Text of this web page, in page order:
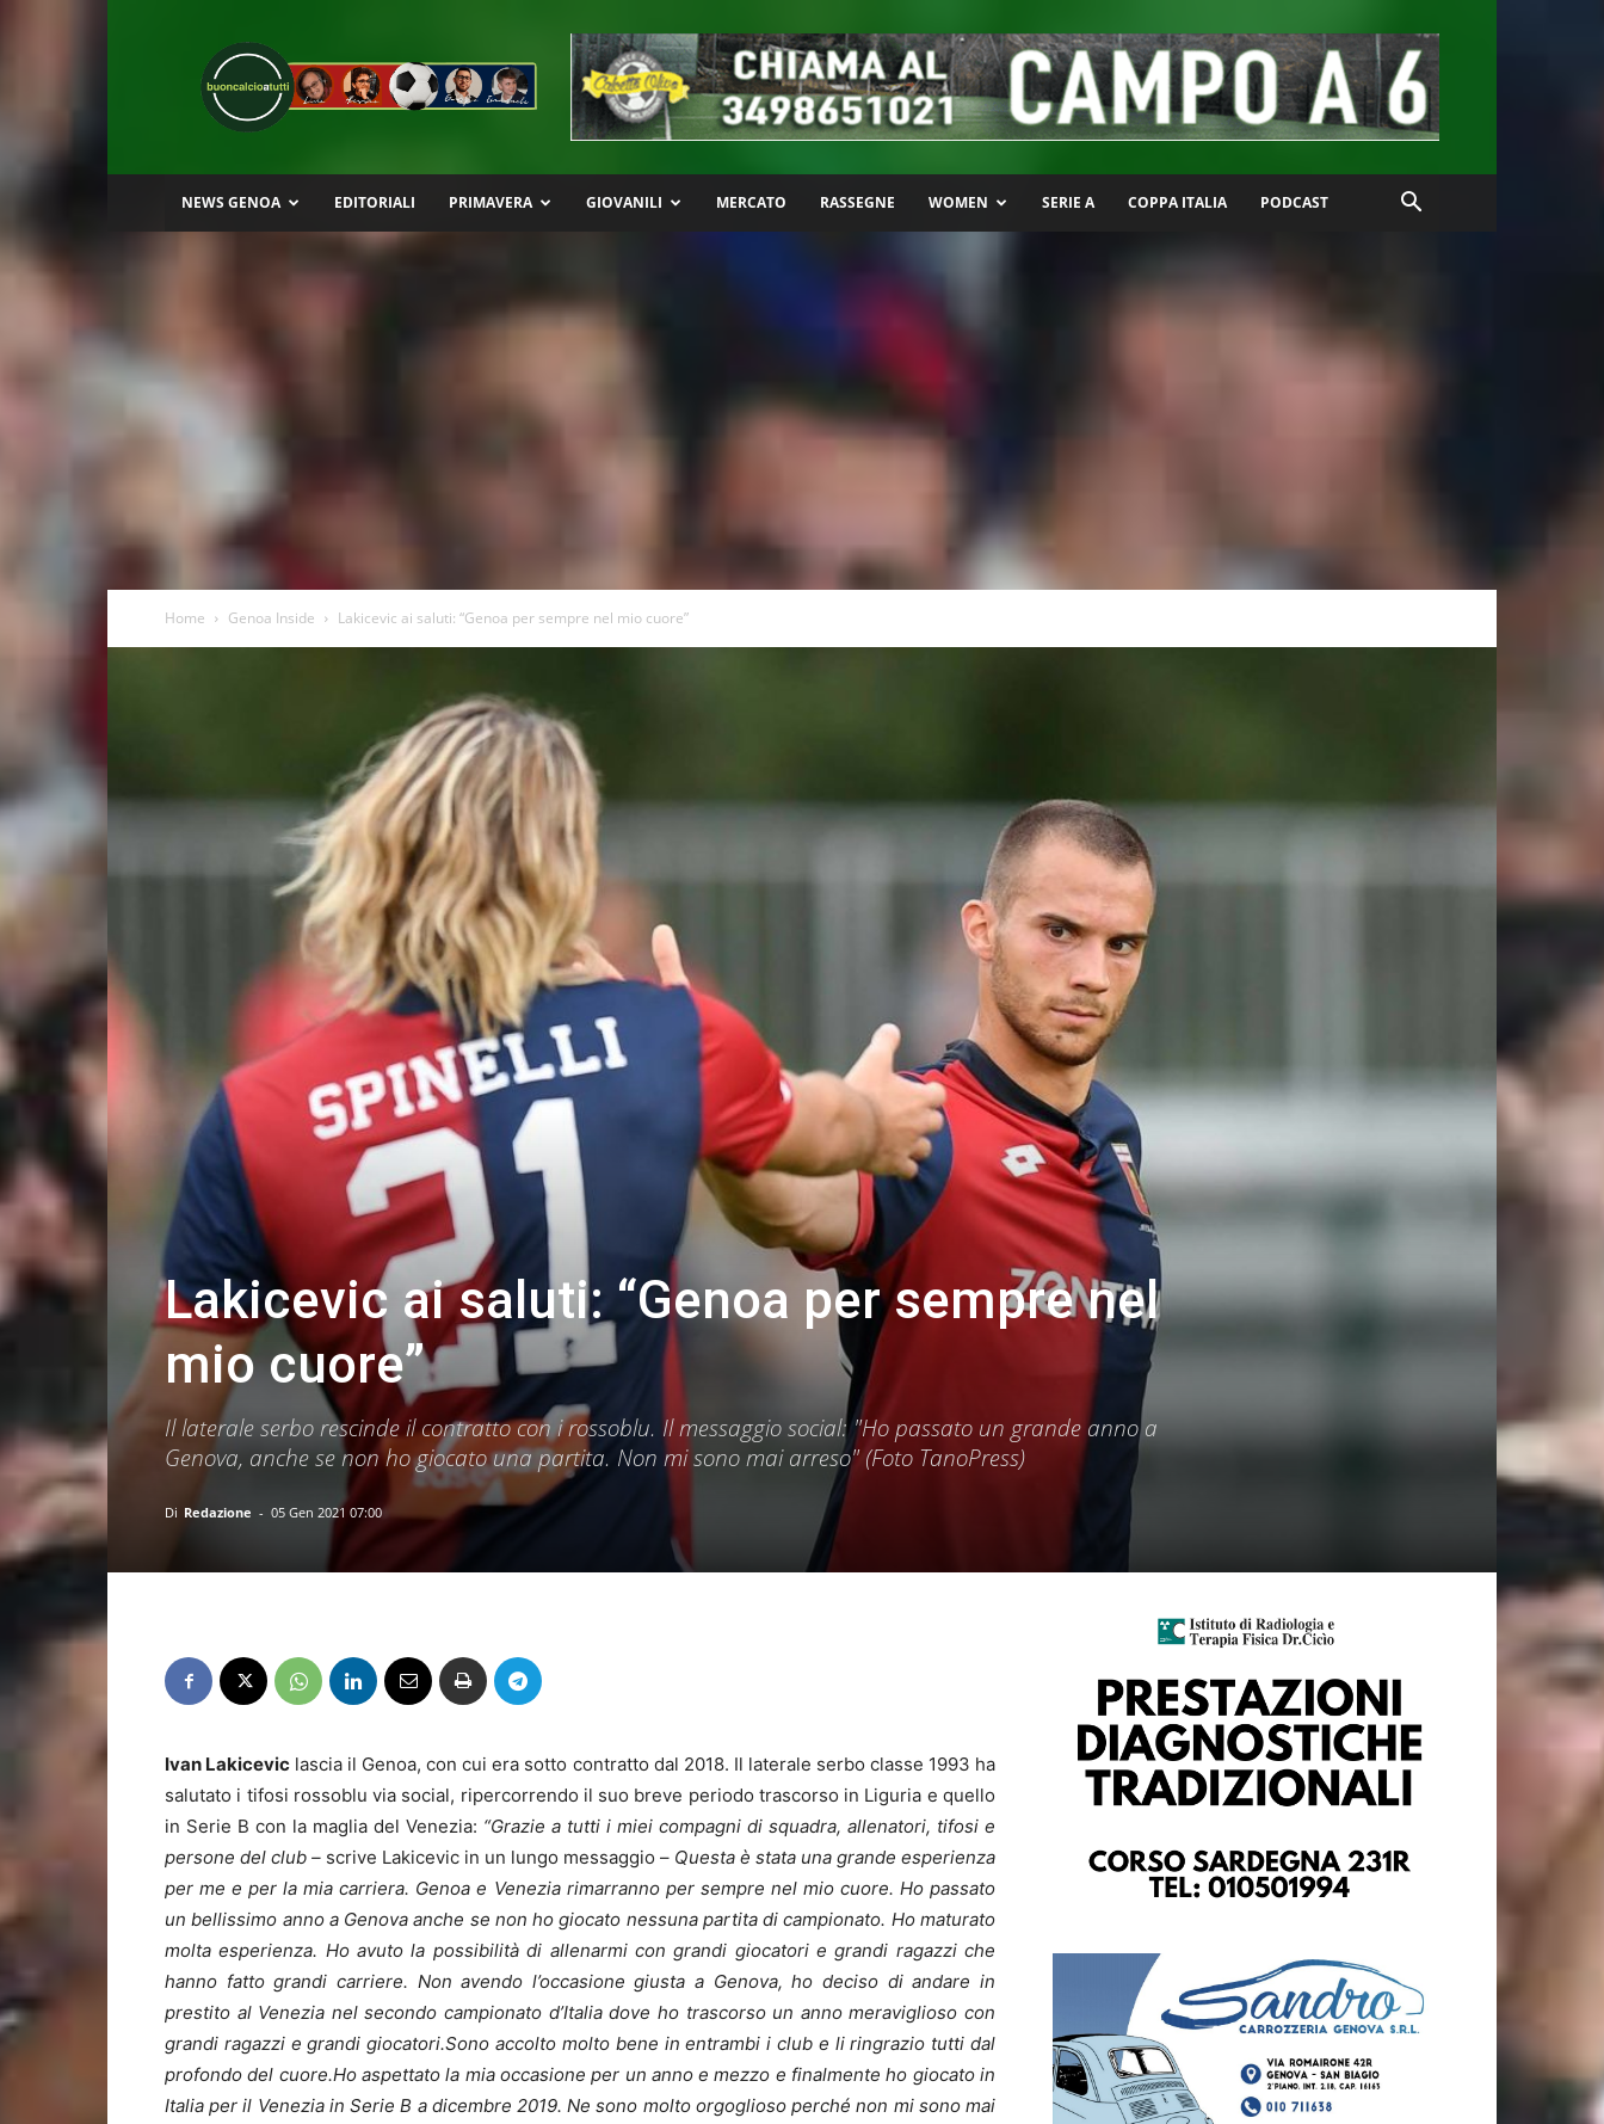
Buon
Calcio
a
Tutti
NEWS GENOA EDITORIALI PRIMAVERA GIOVANILI MERCATO RASSEGNE WOMEN SERIE A COPPA ITALIA PODCAST
Home Genoa Inside Lakicevic ai saluti: “Genoa per sempre nel mio cuore”
Lakicevic ai saluti: “Genoa per sempre nel
mio cuore”
Il laterale serbo rescinde il contratto con i rossoblu. Il messaggio social: "Ho passato un grande anno a
Genova, anche se non ho giocato una partita. Non mi sono mai arreso" (Foto TanoPress)
Di Redazione - 05 Gen 2021 07:00
Ivan Lakicevic lascia il Genoa, con cui era sotto contratto dal 2018. Il laterale serbo classe 1993 ha
salutato i tifosi rossoblu via social, ripercorrendo il suo breve periodo trascorso in Liguria e quello
in Serie B con la maglia del Venezia: “Grazie a tutti i miei compagni di squadra, allenatori, tifosi e
persone del club – scrive Lakicevic in un lungo messaggio – Questa è stata una grande esperienza
per me e per la mia carriera. Genoa e Venezia rimarranno per sempre nel mio cuore. Ho passato
un bellissimo anno a Genova anche se non ho giocato nessuna partita di campionato. Ho maturato
molta esperienza. Ho avuto la possibilità di allenarmi con grandi giocatori e grandi ragazzi che
hanno fatto grandi carriere. Non avendo l’occasione giusta a Genova, ho deciso di andare in
prestito al Venezia nel secondo campionato d’Italia dove ho trascorso un anno meraviglioso con
grandi ragazzi e grandi giocatori.Sono accolto molto bene in entrambi i club e li ringrazio tutti dal
profondo del cuore.Ho aspettato la mia occasione per un anno e mezzo e finalmente ho giocato in
Italia per il Venezia in Serie B a dicembre 2019. Ne sono molto orgoglioso perché non mi sono mai